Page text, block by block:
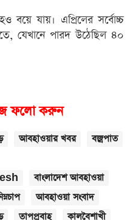
যায়। এপ্রিলের সর্বোচ্চ
যেখানে পারদ উঠেছিল ৪০
ফলো করুন
আবহাওয়ার খবর
বজ্রপাত
বাংলাদেশ আবহাওয়া
আবহাওয়া সংবাদ
তাপপ্রবাহ কালবৈশাখী